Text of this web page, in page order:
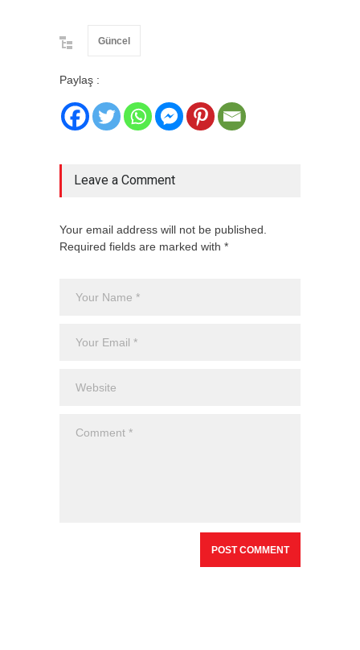
Güncel
Paylaş :
Leave a Comment
Your email address will not be published.
Required fields are marked with *